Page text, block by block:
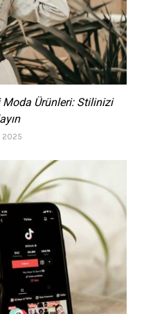
Moda Ürünleri: Stilinizi
2025